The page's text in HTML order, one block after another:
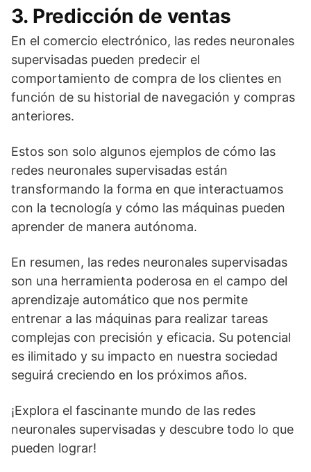
3. Predicción de ventas
En el comercio electrónico, las redes neuronales
supervisadas pueden predecir el
comportamiento de compra de los clientes en
función de su historial de navegación y compras
anteriores.
Estos son solo algunos ejemplos de cómo las
redes neuronales supervisadas están
transformando la forma en que interactuamos
con la tecnología y cómo las máquinas pueden
aprender de manera autónoma.
En resumen, las redes neuronales supervisadas
son una herramienta poderosa en el campo del
aprendizaje automático que nos permite
entrenar a las máquinas para realizar tareas
complejas con precisión y eficacia. Su potencial
es ilimitado y su impacto en nuestra sociedad
seguirá creciendo en los próximos años.
¡Explora el fascinante mundo de las redes
neuronales supervisadas y descubre todo lo que
pueden lograr!